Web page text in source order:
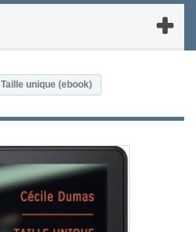
Taille unique (ebook)